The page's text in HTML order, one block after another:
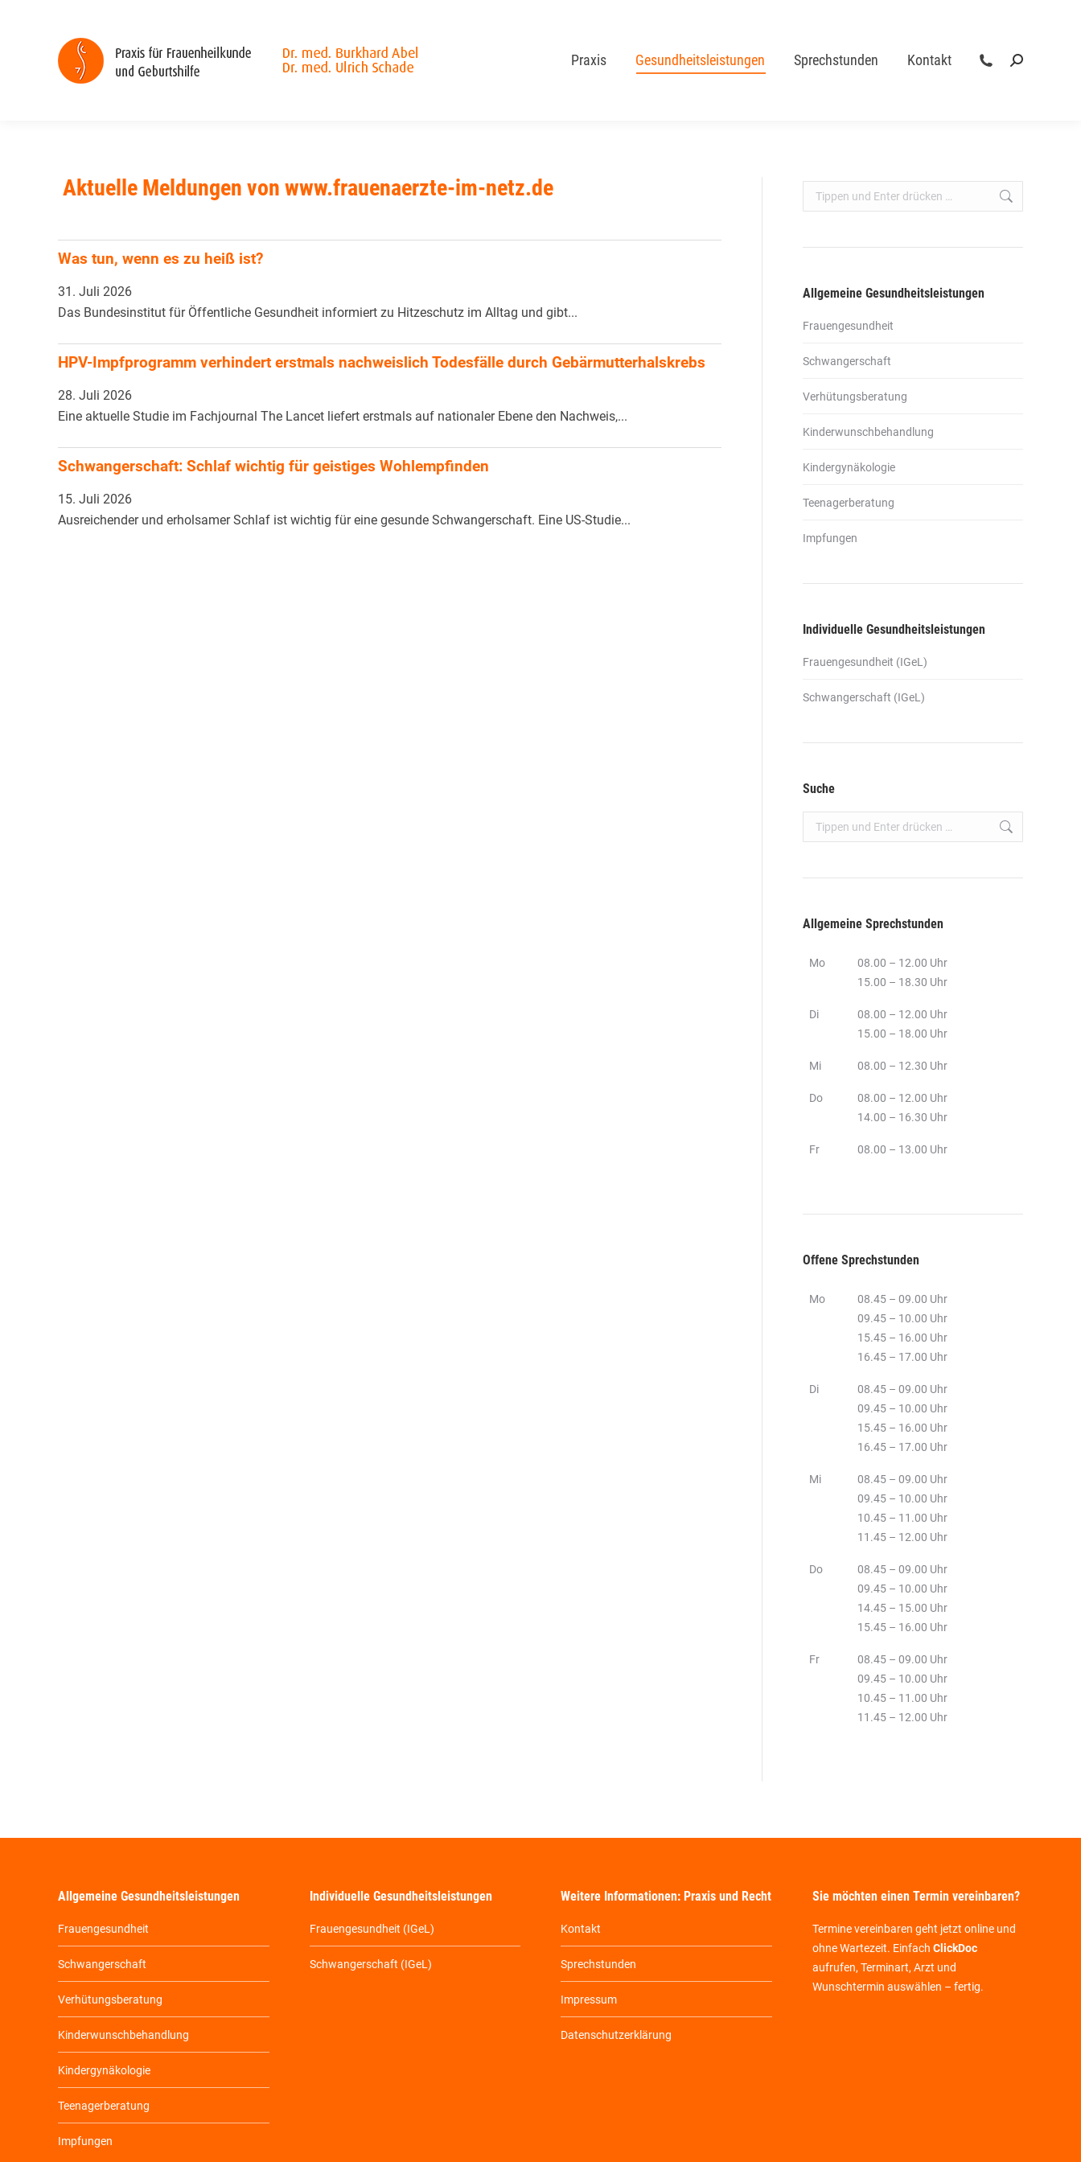
Praxis Gesundheitsleistungen Sprechstunden Kontakt Search:
Aktuelle Meldungen von www.frauenaerzte-im-netz.de
Was tun, wenn es zu heiß ist?
31. Juli 2026
Das Bundesinstitut für Öffentliche Gesundheit informiert zu Hitzeschutz im Alltag und gibt...
HPV-Impfprogramm verhindert erstmals nachweislich Todesfälle durch Gebärmutterhalskrebs
28. Juli 2026
Eine aktuelle Studie im Fachjournal The Lancet liefert erstmals auf nationaler Ebene den Nachweis,...
Schwangerschaft: Schlaf wichtig für geistiges Wohlempfinden
15. Juli 2026
Ausreichender und erholsamer Schlaf ist wichtig für eine gesunde Schwangerschaft. Eine US-Studie...
Search:
Allgemeine Gesundheitsleistungen
Frauengesundheit
Schwangerschaft
Verhütungsberatung
Kinderwunschbehandlung
Kindergynäkologie
Teenagerberatung
Impfungen
Individuelle Gesundheitsleistungen
Frauengesundheit (IGeL)
Schwangerschaft (IGeL)
Suche
Search:
Allgemeine Sprechstunden
Mo
08.00 – 12.00 Uhr
15.00 – 18.30 Uhr
Di
08.00 – 12.00 Uhr
15.00 – 18.00 Uhr
Mi 08.00 – 12.30 Uhr
Do
08.00 – 12.00 Uhr
14.00 – 16.30 Uhr
Fr 08.00 – 13.00 Uhr
Offene Sprechstunden
Mo
08.45 – 09.00 Uhr
09.45 – 10.00 Uhr
15.45 – 16.00 Uhr
16.45 – 17.00 Uhr
Di
08.45 – 09.00 Uhr
09.45 – 10.00 Uhr
15.45 – 16.00 Uhr
16.45 – 17.00 Uhr
Mi
08.45 – 09.00 Uhr
09.45 – 10.00 Uhr
10.45 – 11.00 Uhr
11.45 – 12.00 Uhr
Do
08.45 – 09.00 Uhr
09.45 – 10.00 Uhr
14.45 – 15.00 Uhr
15.45 – 16.00 Uhr
Fr
08.45 – 09.00 Uhr
09.45 – 10.00 Uhr
10.45 – 11.00 Uhr
11.45 – 12.00 Uhr
Allgemeine Gesundheitsleistungen
Frauengesundheit
Schwangerschaft
Verhütungsberatung
Kinderwunschbehandlung
Kindergynäkologie
Teenagerberatung
Impfungen
Individuelle Gesundheitsleistungen
Frauengesundheit (IGeL)
Schwangerschaft (IGeL)
Weitere Informationen: Praxis und Recht
Kontakt
Sprechstunden
Impressum
Datenschutzerklärung
Sie möchten einen Termin vereinbaren?
Termine vereinbaren geht jetzt online und
ohne Wartezeit. Einfach ClickDoc
aufrufen, Terminart, Arzt und
Wunschtermin auswählen – fertig.